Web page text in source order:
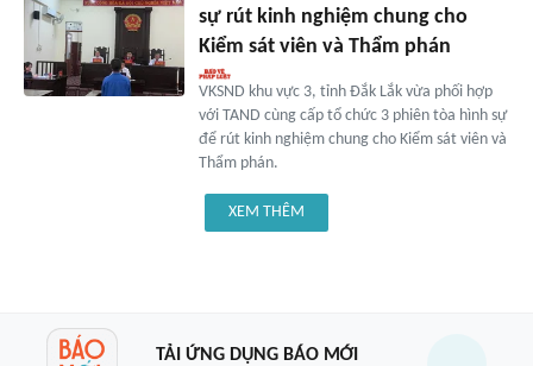
sự rút kinh nghiệm chung cho
Kiểm sát viên và Thẩm phán
VKSND khu vực 3, tỉnh Đắk Lắk vừa phối hợp
với TAND cùng cấp tổ chức 3 phiên tòa hình sự
để rút kinh nghiệm chung cho Kiểm sát viên và
Thẩm phán.
XEM THÊM
TẢI ỨNG DỤNG BÁO MỚI